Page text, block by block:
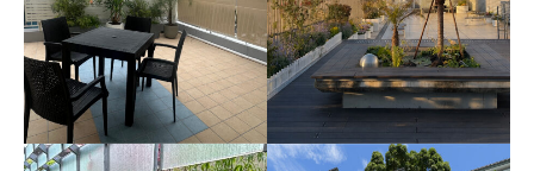
自然の景観と彫刻が調和
する箱根彫刻の森美術館
2026年4月 箱根
東京すし和食調理専門学
校
2025年5月 東京世田谷区池尻